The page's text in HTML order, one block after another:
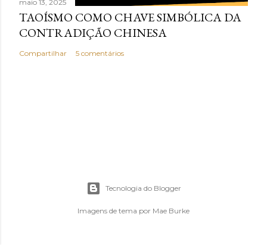
maio 13, 2025
TAOÍSMO COMO CHAVE SIMBÓLICA DA
CONTRADIÇÃO CHINESA
Compartilhar 5 comentários
Tecnologia do Blogger
Imagens de tema por Mae Burke